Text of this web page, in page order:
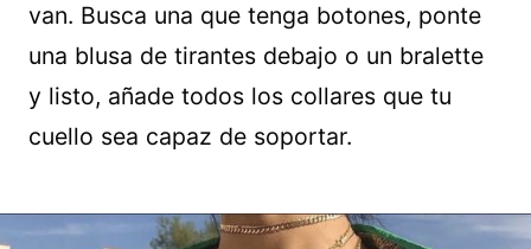
van. Busca una que tenga botones, ponte
una blusa de tirantes debajo o un bralette
y listo, añade todos los collares que tu
cuello sea capaz de soportar.